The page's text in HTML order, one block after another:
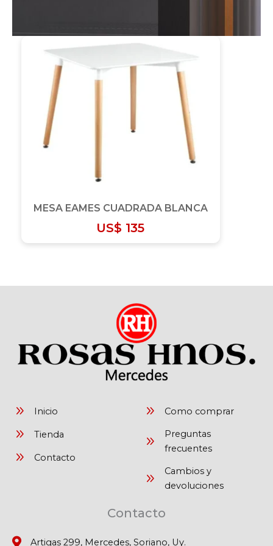
MESA EAMES CUADRADA BLANCA
US$ 135
Inicio
Tienda
Contacto
Como comprar
Preguntas
frecuentes
Cambios y
devoluciones
Contacto
Artigas 299, Mercedes, Soriano, Uy.